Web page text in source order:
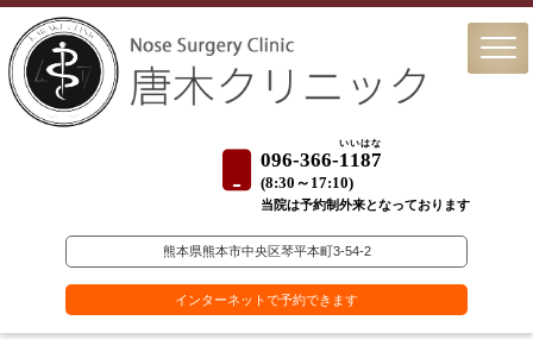
096-366-1187
いいはな
(8:30～17:10)
当院は予約制外来となっております
熊本県熊本市中央区琴平本町3-54-2
インターネットで予約できます